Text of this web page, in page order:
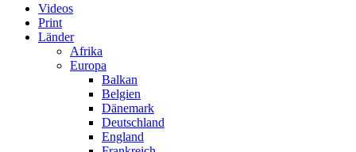
Videos
Print
Länder
Afrika
Europa
Balkan
Belgien
Dänemark
Deutschland
England